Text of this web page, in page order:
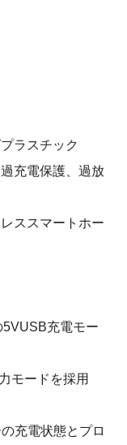
ラスチック
充電保護、過放
ススマートホー
充電モー
モードを採用
充電状態とプロ